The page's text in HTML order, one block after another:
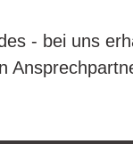
- bei uns